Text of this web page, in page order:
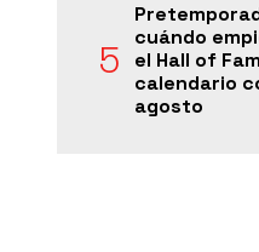
cuándo
el Hall of
calendario
agosto